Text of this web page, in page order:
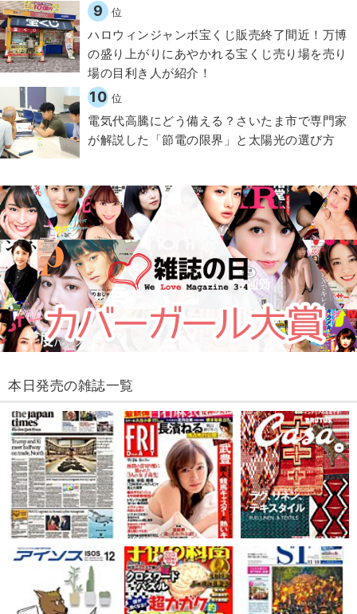
9 位
ハロウィンジャンボ宝くじ販売終了間近！万博
の盛り上がりにあやかれる宝くじ売り場を売り
場の目利き人が紹介！
10 位
電気代高騰にどう備える？さいたま市で専門家
が解説した「節電の限界」と太陽光の選び方
本日発売の雑誌一覧